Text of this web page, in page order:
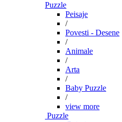
Puzzle
Peisaje
/
Povesti - Desene
/
Animale
/
Arta
/
Baby Puzzle
/
view more
Puzzle